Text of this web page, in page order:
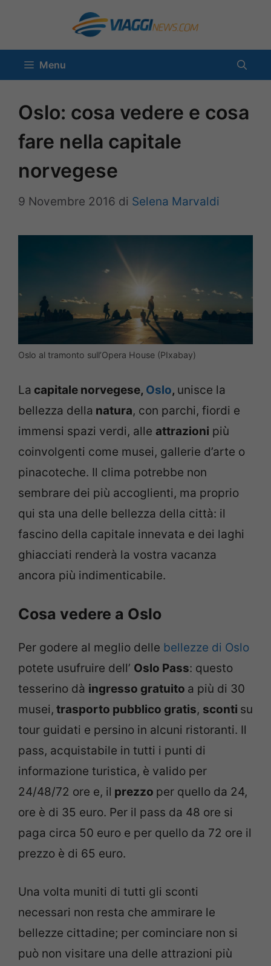
contenuto
Menu
Oslo: cosa vedere e cosa
fare nella capitale
norvegese
9 Novembre 2016 di Selena Marvaldi
Oslo al tramonto sull’Opera House (PIxabay)
La capitale norvegese, Oslo, unisce la
bellezza della natura, con parchi, fiordi e
immensi spazi verdi, alle attrazioni più
coinvolgenti come musei, gallerie d’arte o
pinacoteche. Il clima potrebbe non
sembrare dei più accoglienti, ma proprio
qui sta una delle bellezza della città: il
fascino della capitale innevata e dei laghi
ghiacciati renderà la vostra vacanza
ancora più indimenticabile.
Cosa vedere a Oslo
Per godere al meglio delle bellezze di Oslo
potete usufruire dell’ Oslo Pass: questo
tesserino dà ingresso gratuito a più di 30
musei, trasporto pubblico gratis, sconti su
tour guidati e persino in alcuni ristoranti. Il
pass, acquistabile in tutti i punti di
informazione turistica, è valido per
24/48/72 ore e, il prezzo per quello da 24,
ore è di 35 euro. Per il pass da 48 ore si
paga circa 50 euro e per quello da 72 ore il
prezzo è di 65 euro.
Una volta muniti di tutti gli sconti
necessari non resta che ammirare le
bellezze cittadine; per cominciare non si
può non visitare una delle attrazioni più